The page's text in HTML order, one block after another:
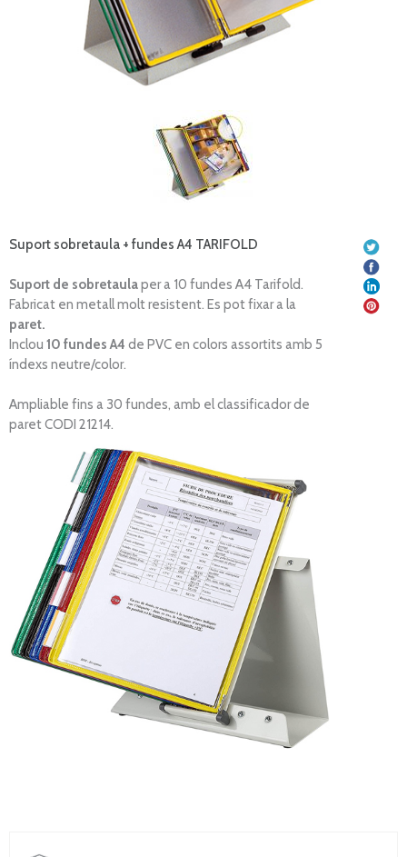
Suport sobretaula + fundes A4 TARIFOLD
Suport de sobretaulaper a 10 fundes A4 Tarifold.
Fabricat en metallmoltresistent. Es potfixar a la
paret.
Inclou 10 fundes A4 de PVC en colors assortits amb 5
índexs neutre/color.
Ampliable fins a 30 fundes, amb el classificadorde
paretCODI 21214.